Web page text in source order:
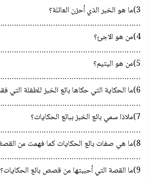
3)ما هو الخبر الذي أحزن العائلة؟
4)من هو الاجئ؟
5)من هو اليتيم؟
6)ما الحكاية التي حكاها بائع الخبز للطفلة التي فقدت صوتها؟
7)ملاذا سمي بائع الخبز ببائع الحكايات؟
8)ما هي صفات بائع الحكايات كما فهمت من القصة؟
9)ما القصة التي أحببتها من قصص بائع الحكايات؟